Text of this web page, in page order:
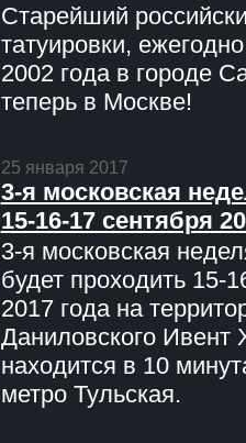
Старейший
татуировки,
2002 года в городе
теперь в Москве!
25 января 2017
3-я московская
15-16-17 сентября
3-я московская
будет проходить 15-
2017 года на
Даниловского Ивент
находится в 10
метро Тульская.